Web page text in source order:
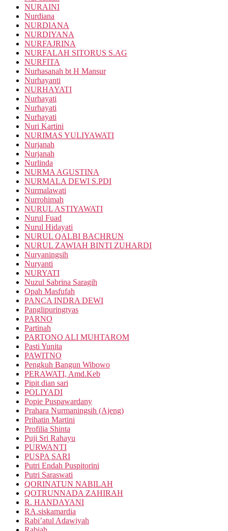
NURAINI
Nurdiana
NURDIANA
NURDIYANA
NURFAJRINA
NURFALAH SITORUS S.AG
NURFITA
Nurhasanah bt H Mansur
Nurhayanti
NURHAYATI
Nurhayati
Nurhayati
Nurhayati
Nuri Kartini
NURIMAS YULIYAWATI
Nurjanah
Nurjanah
Nurlinda
NURMA AGUSTINA
NURMALA DEWI S.PDI
Nurmalawati
Nurrohimah
NURUL ASTIYAWATI
Nurul Fuad
Nurul Hidayati
NURUL QALBI BACHRUN
NURUL ZAWIAH BINTI ZUHARDI
Nuryaningsih
Nuryanti
NURYATI
Nuzul Sabrina Saragih
Opah Masfufah
PANCA INDRA DEWI
Panglipuringtyas
PARNO
Partinah
PARTONO ALI MUHTAROM
Pasti Yunita
PAWITNO
Pengkuh Bangun Wibowo
PERAWATI, Amd.Keb
Pipit dian sari
POLIYADI
Popie Puspawardany
Prahara Nurmaningsih (Ajeng)
Prihatin Martini
Profilia Shinta
Puji Sri Rahayu
PURWANTI
PUSPA SARI
Putri Endah Puspitorini
Putri Saraswati
QORINATUN NABILAH
QOTRUNNADA ZAHIRAH
R. HANDAYANI
RA.siskamardia
Rabi’atul Adawiyah